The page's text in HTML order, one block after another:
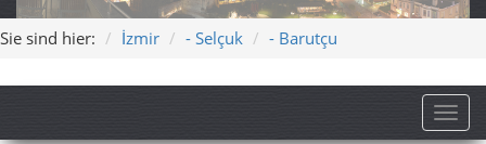
Sie sind hier: İzmir - Selçuk - Barutçu